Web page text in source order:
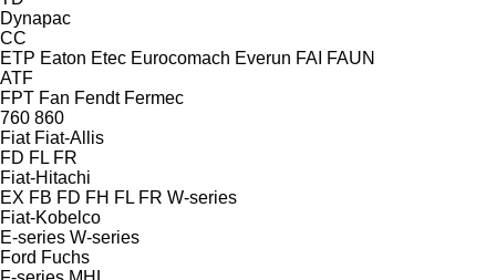
Dynapac
CC
ETP Eaton Etec Eurocomach Everun FAI FAUN
ATF
FPT Fan Fendt Fermec
760 860
Fiat Fiat-Allis
FD FL FR
Fiat-Hitachi
EX FB FD FH FL FR W-series
Fiat-Kobelco
E-series W-series
Ford Fuchs